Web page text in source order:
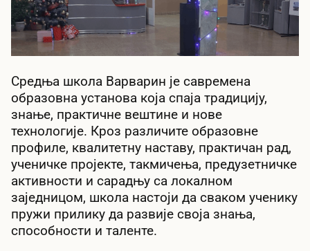
Средња школа Варварин је савремена
образовна установа која спаја традицију,
знање, практичне вештине и нове
технологије. Кроз различите образовне
профиле, квалитетну наставу, практичан рад,
ученичке пројекте, такмичења, предузетничке
активности и сарадњу са локалном
заједницом, школа настоји да сваком ученику
пружи прилику да развије своја знања,
способности и таленте.